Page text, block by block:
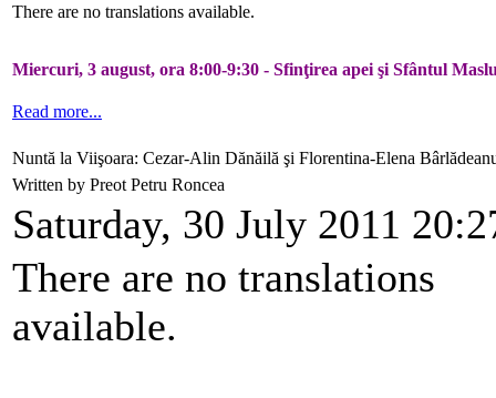
There are no translations available.
Miercuri, 3 august, ora 8:00-9:30 - Sfinţirea apei şi Sfântul
Read more...
Nuntă la Viişoara: Cezar-Alin Dănăilă şi Florentina-Elena
Written by Preot Petru Roncea
Saturday, 30 July 2011
There are no translations
available.